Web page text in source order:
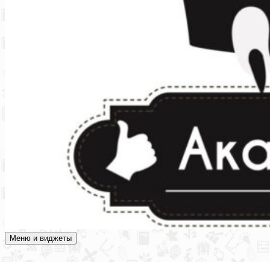
Академия СОВА
Подготовка к ЕГЭ, ОГЭ, ВПР, МЦКО, СтатГрад, КДР, ВОШ,
Меню и виджеты